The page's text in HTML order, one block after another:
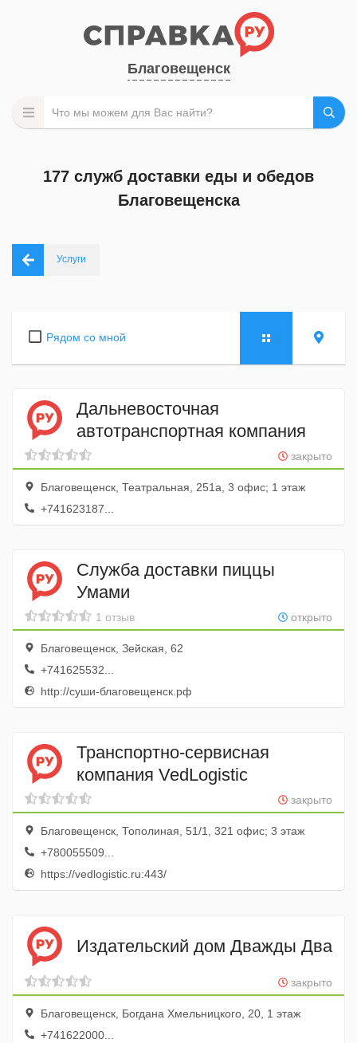
Благовещенск
177 служб доставки еды и обедов
Благовещенска
Услуги
Рядом со мной
Дальневосточная
автотранспортная компания
закрыто
Благовещенск, Театральная, 251а, 3 офис; 1 этаж
+741623187...
Служба доставки пиццы
Умами
открыто
1 отзыв
Благовещенск, Зейская, 62
+741625532...
http://суши-благовещенск.рф
Транспортно-сервисная
компания VedLogistic
закрыто
Благовещенск, Тополиная, 51/1, 321 офис; 3 этаж
+780055509...
https://vedlogistic.ru:443/
Издательский дом Дважды Два
закрыто
Благовещенск, Богдана Хмельницкого, 20, 1 этаж
+741622000...